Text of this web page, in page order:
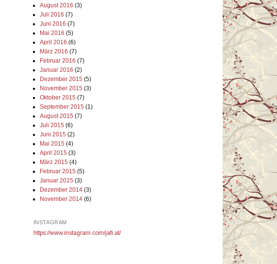
August 2016 (3)
Juli 2016 (7)
Juni 2016 (7)
Mai 2016 (5)
April 2016 (6)
März 2016 (7)
Februar 2016 (7)
Januar 2016 (2)
Dezember 2015 (5)
November 2015 (3)
Oktober 2015 (7)
September 2015 (1)
August 2015 (7)
Juli 2015 (6)
Juni 2015 (2)
Mai 2015 (4)
April 2015 (3)
März 2015 (4)
Februar 2015 (5)
Januar 2015 (3)
Dezember 2014(3)
November 2014(6)
INSTAGRAM
https://www.instagram.com/jafi.at/